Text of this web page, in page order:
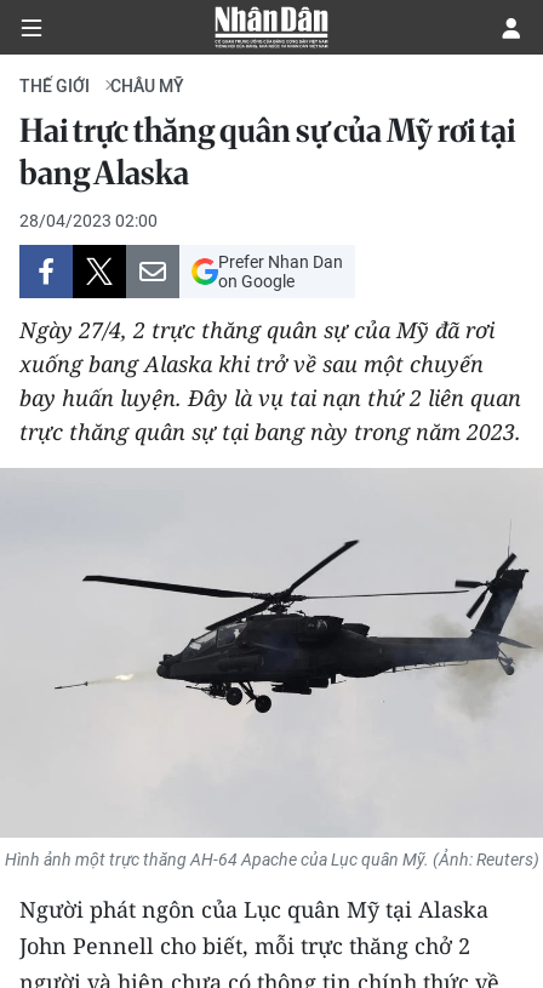
CHÍNH TRỊ
KINH TẾ
VĂN HÓA
XÃ HỘI
PHÁP LUẬT
THỂ THAO
Y TẾ
BẠN ĐỌC
KIỂM CHỨNG THÔNG TIN
TRI THỨC CHUYÊN SÂU
THẾ GIỚI CHÂU MỸ
Hai trực thăng quân sự của Mỹ rơi tại
bang Alaska
28/04/2023 02:00
Prefer Nhan Dan
on Google
Ngày 27/4, 2 trực thăng quân sự của Mỹ đã rơi
xuống bang Alaska khi trở về sau một chuyến
bay huấn luyện. Đây là vụ tai nạn thứ 2 liên quan
trực thăng quân sự tại bang này trong năm 2023.
Hình ảnh một trực thăng AH-64 Apache của Lục quân Mỹ. (Ảnh: Reuters)
Người phát ngôn của Lục quân Mỹ tại Alaska
John Pennell cho biết, mỗi trực thăng chở 2
người và hiện chưa có thông tin chính thức về